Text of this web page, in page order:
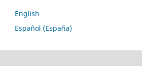
English
Español (España)